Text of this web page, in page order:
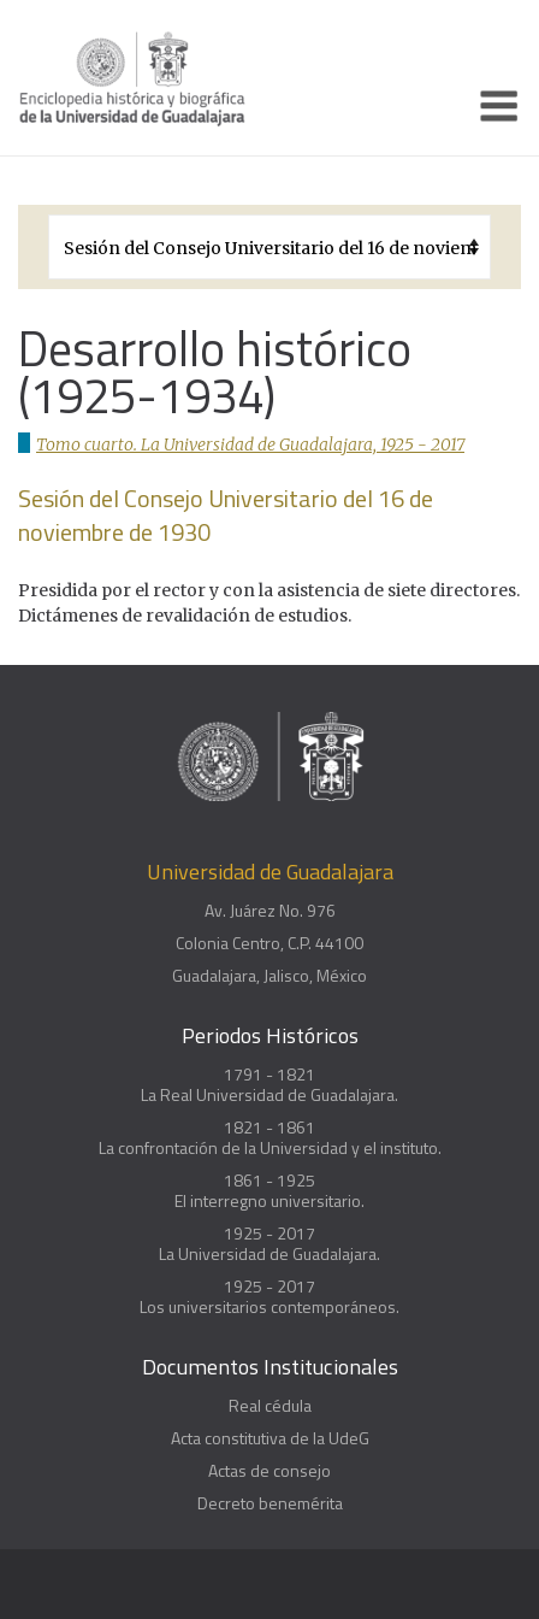
Períodos Históricos
Galería
Documentos institucionales
Desarrollo histórico
(1925-1934)
Tomo cuarto. La Universidad de Guadalajara, 1925 - 2017
Sesión del Consejo Universitario del 16 de
noviembre de 1930
Presidida por el rector y con la asistencia de siete directores.
Dictámenes de revalidación de estudios.
Universidad de Guadalajara
Av. Juárez No. 976
Colonia Centro, C.P. 44100
Guadalajara, Jalisco, México
Periodos Históricos
1791 - 1821
La Real Universidad de Guadalajara.
1821 - 1861
La confrontación de la Universidad y el instituto.
1861 - 1925
El interregno universitario.
1925 - 2017
La Universidad de Guadalajara.
1925 - 2017
Los universitarios contemporáneos.
Documentos Institucionales
Real cédula
Acta constitutiva de la UdeG
Actas de consejo
Decreto benemérita